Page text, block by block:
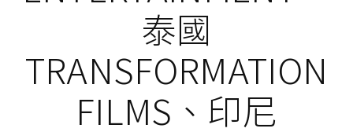
泰國
TRANSFORMATION
FILMS、印尼